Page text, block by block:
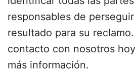
responsables de
resultado para su
contacto con nosotros
más información.